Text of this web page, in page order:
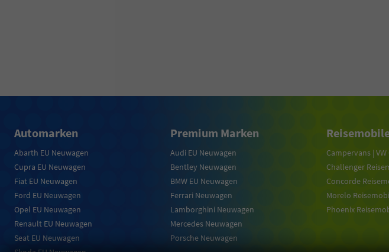
Automarken
Abarth EU Neuwagen
Cupra EU Neuwagen
Fiat EU Neuwagen
Ford EU Neuwagen
Opel EU Neuwagen
Renault EU Neuwagen
Seat EU Neuwagen
Premium Marken
Audi EU Neuwagen
Bentley Neuwagen
BMW EU Neuwagen
Ferrari Neuwagen
Lamborghini Neuwagen
Mercedes Neuwagen
Porsche Neuwagen
Campervans |
Challenger
Concorde
Morelo
Phoenix